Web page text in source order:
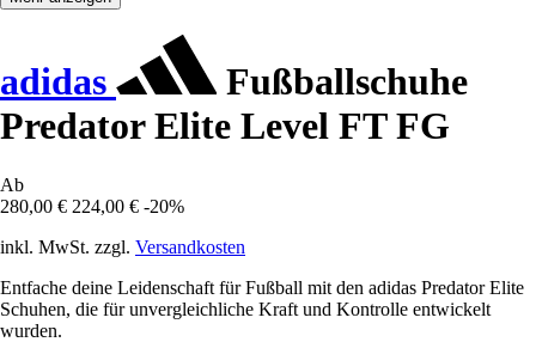
adidas
Fußballschuhe
Predator Elite Level FT FG
Ab
280,00 € 224,00 € -20%
inkl. MwSt. zzgl. Versandkosten
Entfache deine Leidenschaft für Fußball mit den adidas Predator Elite
Schuhen, die für unvergleichliche Kraft und Kontrolle entwickelt
wurden.